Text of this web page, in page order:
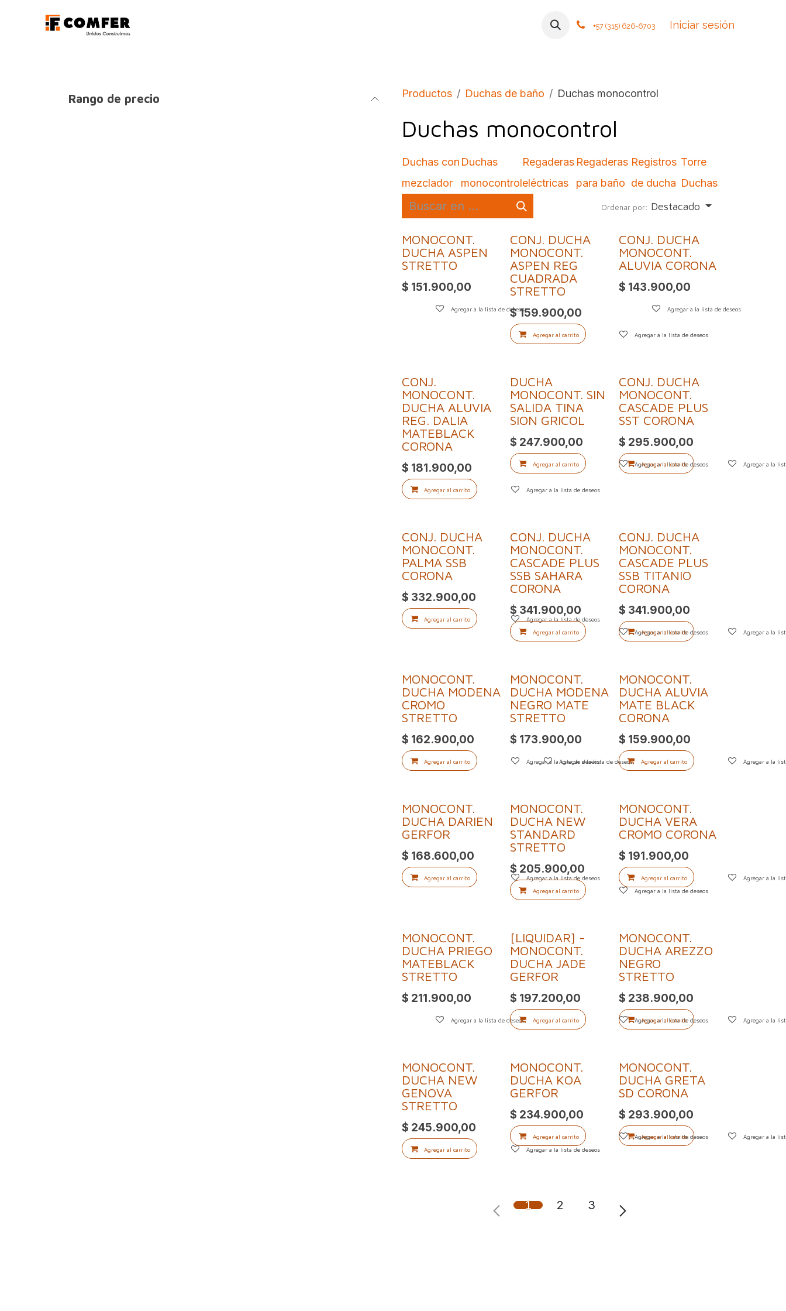
Contáctanos Foro Cursos Tiendas
+57 (315) 626-6703 Iniciar sesión
Rango de precio Productos Duchas de baño Duchas monocontrol
Duchas monocontrol
Duchas con
mezclador
Duchas
monocontrol
Regaderas
eléctricas
Regaderas
para baño
Registros
de ducha
Torre
Duchas
Ordenar por: Destacado
MONOCONT.
DUCHA ASPEN
STRETTO
$ 151.900,00
Agregar a la lista de deseos
CONJ. DUCHA
MONOCONT.
ASPEN REG
CUADRADA
STRETTO
$159.900,00
Agregar al carrito Agregar a la lista de deseos
CONJ. DUCHA
MONOCONT.
ALUVIA CORONA
$ 143.900,00
Agregar a la lista de deseos
CONJ.
MONOCONT.
DUCHA ALUVIA
REG. DALIA
MATEBLACK
CORONA
$ 181.900,00
Agregar al carrito Agregar a la lista de deseos
DUCHA
MONOCONT. SIN
SALIDA TINA
SION GRICOL
$ 247.900,00
Agregar al carrito Agregar a la lista de deseos
CONJ. DUCHA
MONOCONT.
CASCADE PLUS
SST CORONA
$ 295.900,00
Agregar al carrito Agregar a la
CONJ. DUCHA
MONOCONT.
PALMA SSB
CORONA
$ 332.900,00
Agregar al carrito Agregar a la lista de deseos
Oferta
CONJ. DUCHA
MONOCONT.
CASCADE PLUS
SSB SAHARA
CORONA
$ 341.900,00
Agregar al carrito Agregar a la lista de deseos
CONJ. DUCHA
MONOCONT.
CASCADE PLUS
SSB TITANIO
CORONA
$ 341.900,00
Agregar al carrito Agregar a la
MONOCONT.
DUCHA MODENA
CROMO
STRETTO
$ 162.900,00
Agregar al carrito Agregar a la lista de deseos
MONOCONT.
DUCHA MODENA
NEGRO MATE
STRETTO
$ 173.900,00
Agregar a la lista de deseos
MONOCONT.
DUCHA ALUVIA
MATE BLACK
CORONA
$ 159.900,00
Agregar al carrito Agregar a la
MONOCONT.
DUCHA DARIEN
GERFOR
$ 168.600,00
Agregar al carrito Agregar a la lista de deseos
MONOCONT.
DUCHA NEW
STANDARD
STRETTO
$ 205.900,00
Agregar al carrito Agregar a la lista de deseos
MONOCONT.
DUCHA VERA
CROMO CORONA
$ 191.900,00
Agregar al carrito Agregar a la
MONOCONT.
DUCHA PRIEGO
MATEBLACK
STRETTO
$ 211.900,00
Agregar a la lista de deseos
[LIQUIDAR] -
MONOCONT.
DUCHA JADE
GERFOR
$ 197.200,00
Agregar al carrito Agregar a la lista de deseos
​MONOCONT.
DUCHA AREZZO
NEGRO
STRETTO
$ 238.900,00
Agregar al carrito Agregar a la
MONOCONT.
DUCHA NEW
GENOVA
STRETTO
$ 245.900,00
Agregar al carrito Agregar a la lista de deseos
MONOCONT.
DUCHA KOA
GERFOR
$ 234.900,00
Agregar al carrito Agregar a la lista de deseos
MONOCONT.
DUCHA GRETA
SD CORONA
$ 293.900,00
Agregar al carrito Agregar a la
1 2 3